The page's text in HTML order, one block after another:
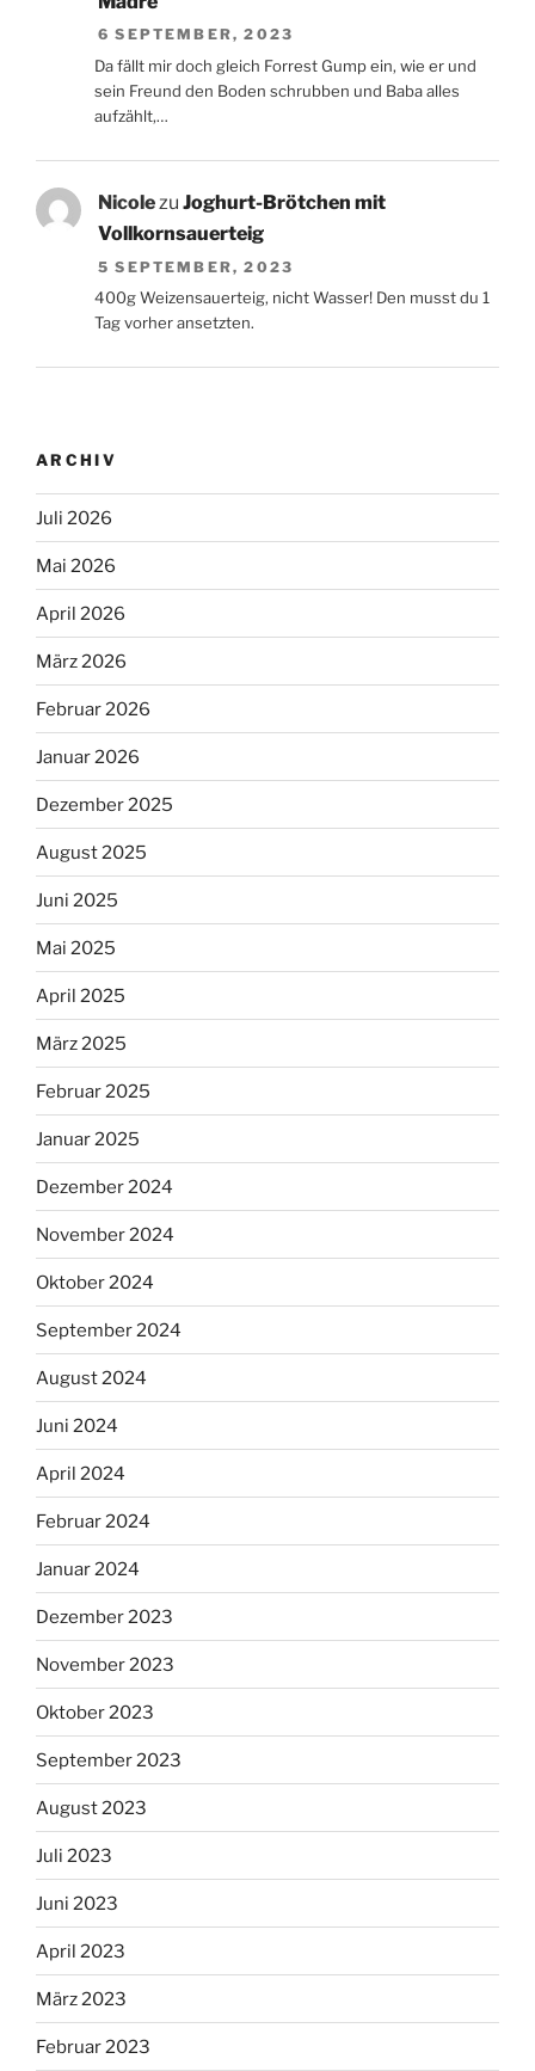
6 SEPTEMBER, 2023
Da fällt mir doch gleich Forrest Gump ein, wie er und
sein Freund den Boden schrubben und Baba alles
aufzählt,…
Nicolezu Joghurt-Brötchen mit
Vollkornsauerteig
5 SEPTEMBER, 2023
400g Weizensauerteig, nicht Wasser! Den musst du 1
Tag vorher ansetzten.
ARCHIV
Juli 2026
Mai 2026
April 2026
März 2026
Februar 2026
Januar 2026
Dezember 2025
August 2025
Juni 2025
Mai 2025
April 2025
März 2025
Februar 2025
Januar 2025
Dezember 2024
November 2024
Oktober 2024
September 2024
August 2024
Juni 2024
April 2024
Februar 2024
Januar 2024
Dezember 2023
November 2023
Oktober 2023
September 2023
August 2023
Juli 2023
Juni 2023
April 2023
März 2023
Februar 2023